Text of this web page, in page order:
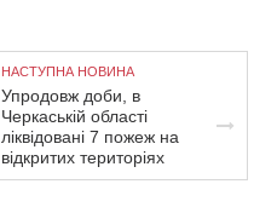
НАСТУПНА НОВИНА
Упродовж доби, в
Черкаській області
ліквідовані 7 пожеж на
відкритих територіях